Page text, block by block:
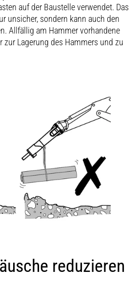
auf der Baustelle verwendet. Das
unsicher, sondern kann auch den
Allfällig am Hammer vorhandene
zur Lagerung des Hammers und zu
reduzieren